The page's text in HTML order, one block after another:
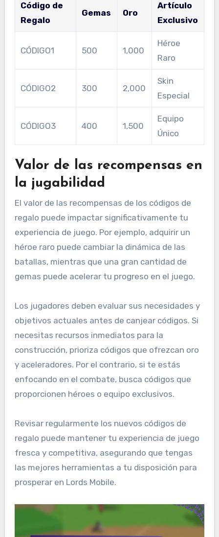
Código de
Regalo
Gemas Oro
Artículo
Exclusivo
CÓDIGO1 500 1,000
Héroe
Raro
CÓDIGO2 300 2,000
Skin
Especial
CÓDIGO3 400 1,500
Equipo
Único
Valor de las recompensas en
la jugabilidad
El valor de las recompensas de los códigos de
regalo puede impactar significativamente tu
experiencia de juego. Por ejemplo, adquirir un
héroe raro puede cambiar la dinámica de las
batallas, mientras que una gran cantidad de
gemas puede acelerar tu progreso en el juego.
Los jugadores deben evaluar sus necesidades y
objetivos actuales antes de canjear códigos. Si
necesitas recursos inmediatos para la
construcción, prioriza códigos que ofrezcan oro
y aceleradores. Por el contrario, si te estás
enfocando en el combate, busca códigos que
proporcionen héroes o equipo exclusivos.
Revisar regularmente los nuevos códigos de
regalo puede mantener tu experiencia de juego
fresca y competitiva, asegurando que tengas
las mejores herramientas a tu disposición para
prosperar en Lords Mobile.